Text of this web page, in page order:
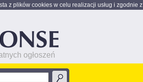
z plików cookies w celu realizacji usług i zgodnie z
ogłoszeń